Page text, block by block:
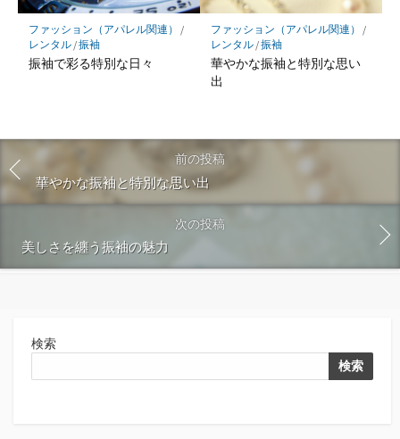
ファッション（アパレル関連）
/
レンタル/振袖
振袖で彩る特別な日々
ファッション（アパレル関連）
/
レンタル/振袖
華やかな振袖と特別な思い
出
前の投稿
華やかな振袖と特別な思い出
次の投稿
美しさを纏う振袖の魅力
検索
検索